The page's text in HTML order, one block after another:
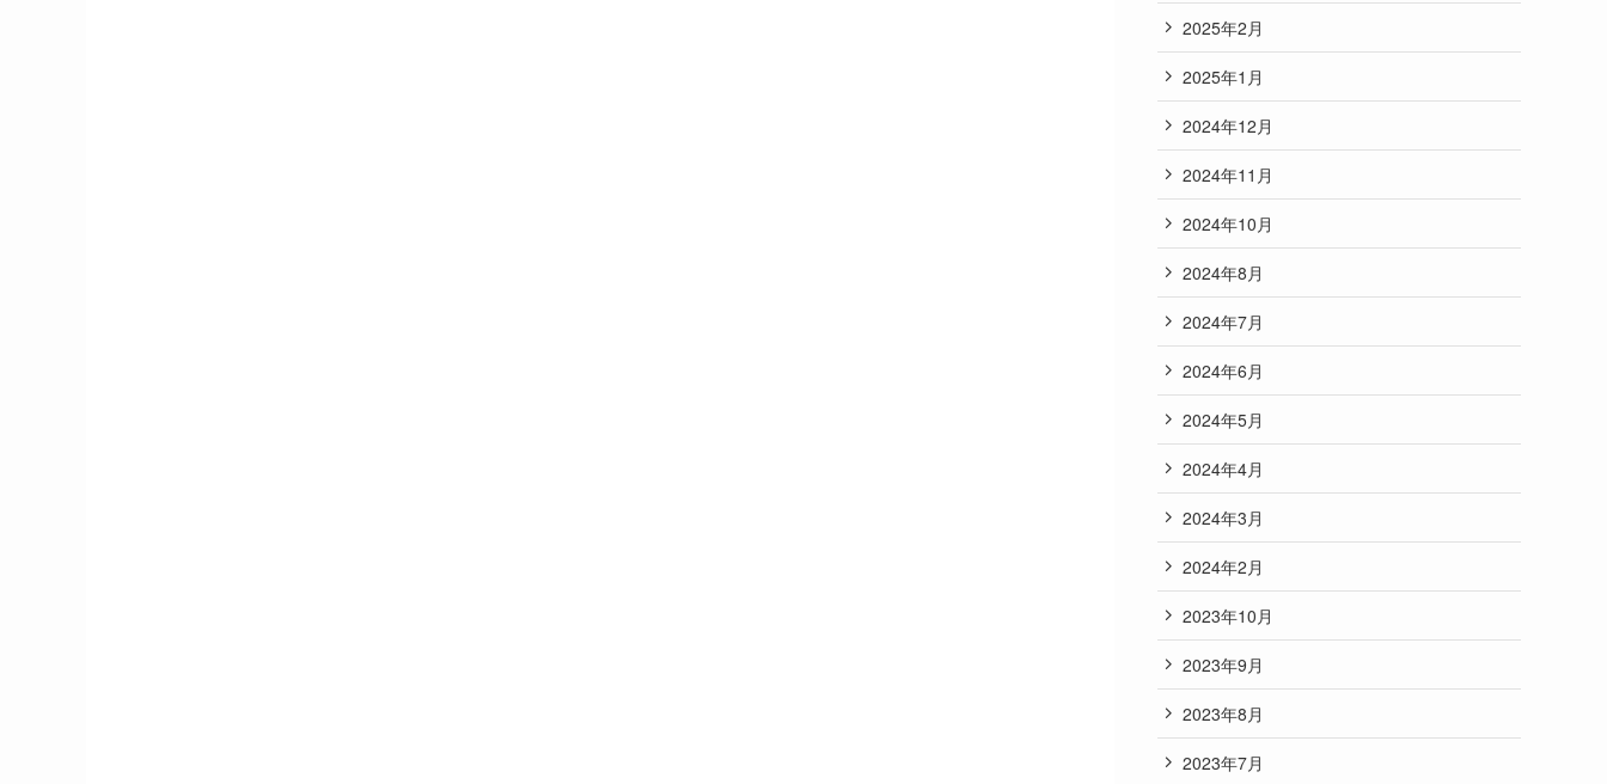
2025年2月
2025年1月
2024年12月
2024年11月
2024年10月
2024年8月
2024年7月
2024年6月
2024年5月
2024年4月
2024年3月
2024年2月
2023年10月
2023年9月
2023年8月
2023年7月